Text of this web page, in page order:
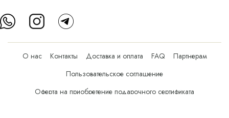
О нас Контакты Доставка и оплата FAQ
Партнерам
Пользовательское соглашение
Оферта на приобретение подарочного сертификата